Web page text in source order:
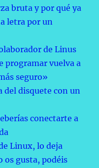
bruta y por qué ya
letra por un
de Linus
programar vuelva a
seguro»
del disquete con un
conectarte a
Linux, lo deja
os gusta, podéis